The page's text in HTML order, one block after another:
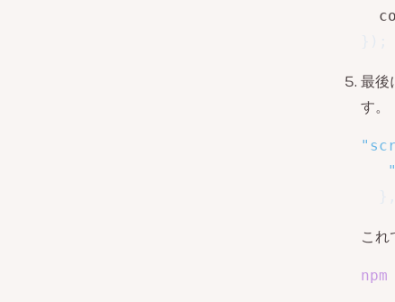
最後
す。
これ
npm